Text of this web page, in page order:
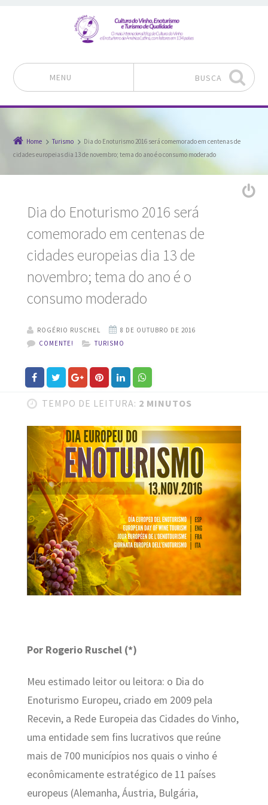
MENU BUSCA
Home Turismo
Dia do Enoturismo 2016 será comemorado em centenas de
cidades europeias dia 13 de novembro; tema do ano é o consumo moderado
Dia do Enoturismo 2016 será
comemorado em centenas de
cidades europeias dia 13 de
novembro; tema do ano é o
consumo moderado
ROGÉRIO RUSCHEL
COMENTE!
TURISMO
TEMPO DE LEITURA: 2 MINUTOS
Por Rogerio Ruschel (*)
Meu estimado leitor ou leitora: o Dia do
Enoturismo Europeu, criado em 2009 pela
Recevin, a Rede Europeia das Cidades do Vinho,
uma entidade sem fins lucrativos que reúne
mais de 700 municípios nos quais o vinho é
econômicamente estratégico de 11 países
europeus (Alemanha, Áustria, Bulgária,